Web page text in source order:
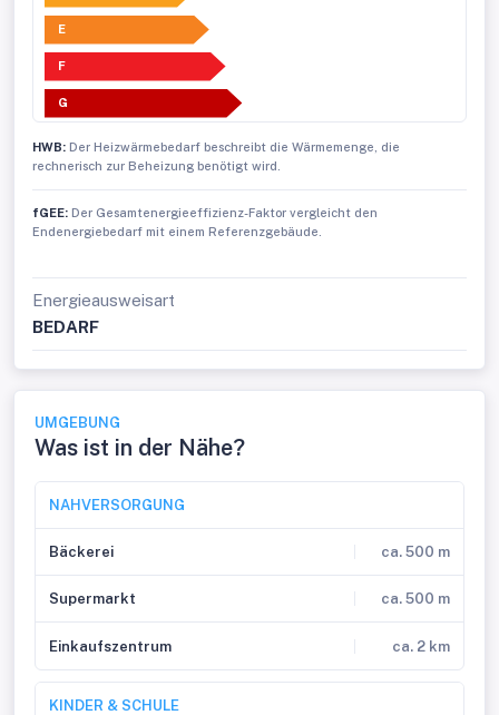
E
F
G
HWB: Der Heizwärmebedarf beschreibt die Wärmemenge, die
rechnerisch zur Beheizung benötigt wird.
fGEE: Der Gesamtenergieeffizienz-Faktor vergleicht den
Endenergiebedarf mit einem Referenzgebäude.
Energieausweisart
BEDARF
UMGEBUNG
Was ist in der Nähe?
NAHVERSORGUNG
Bäckerei ca. 500 m
Supermarkt ca. 500 m
Einkaufszentrum ca. 2 km
KINDER & SCHULE